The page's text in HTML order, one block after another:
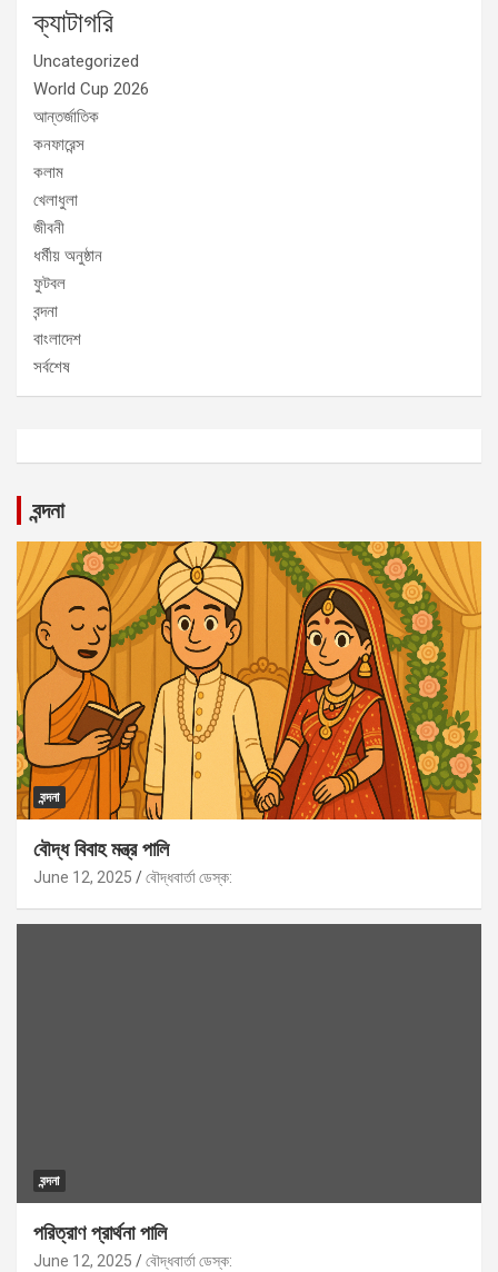
ক্যাটাগরি
Uncategorized
World Cup 2026
আন্তর্জাতিক
কনফারেন্স
কলাম
খেলাধুলা
জীবনী
ধর্মীয় অনুষ্ঠান
ফুটবল
বন্দনা
বাংলাদেশ
সর্বশেষ
বন্দনা
বন্দনা
বৌদ্ধ বিবাহ মন্ত্র পালি
June 12, 2025 বৌদ্ধবার্তা ডেস্ক:
বন্দনা
পরিত্রাণ প্রার্থনা পালি
June 12, 2025 বৌদ্ধবার্তা ডেস্ক: